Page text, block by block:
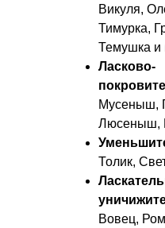
Викуля,
Тимурка,
Темушка и
Ласково-
Мусеныш,
Люсеныш,
Толик,
Вовец,